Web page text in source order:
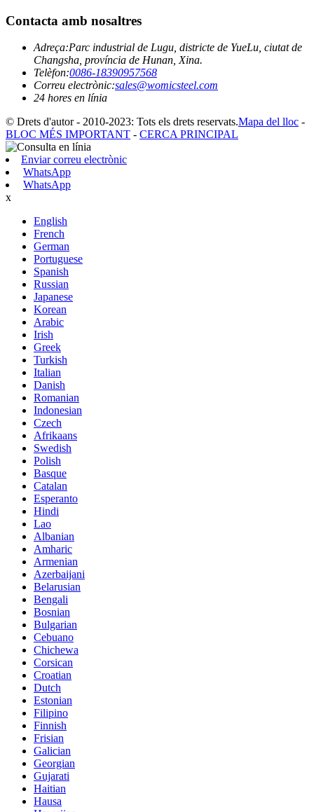
Contacta amb nosaltres
Adreça:Parc industrial de Lugu, districte de YueLu, ciutat de
Changsha, província de Hunan, Xina.
Telèfon:0086-18390957568
Correu electrònic:sales@womicsteel.com
24 hores en línia
© Drets d'autor - 2010-2023: Tots els drets reservats.Mapa del lloc -
BLOC MÉS IMPORTANT - CERCA PRINCIPAL
Enviar correu electrònic
WhatsApp
WhatsApp
x
English
French
German
Portuguese
Spanish
Russian
Japanese
Korean
Arabic
Irish
Greek
Turkish
Italian
Danish
Romanian
Indonesian
Czech
Afrikaans
Swedish
Polish
Basque
Catalan
Esperanto
Hindi
Lao
Albanian
Amharic
Armenian
Azerbaijani
Belarusian
Bengali
Bosnian
Bulgarian
Cebuano
Chichewa
Corsican
Croatian
Dutch
Estonian
Filipino
Finnish
Frisian
Galician
Georgian
Gujarati
Haitian
Hausa